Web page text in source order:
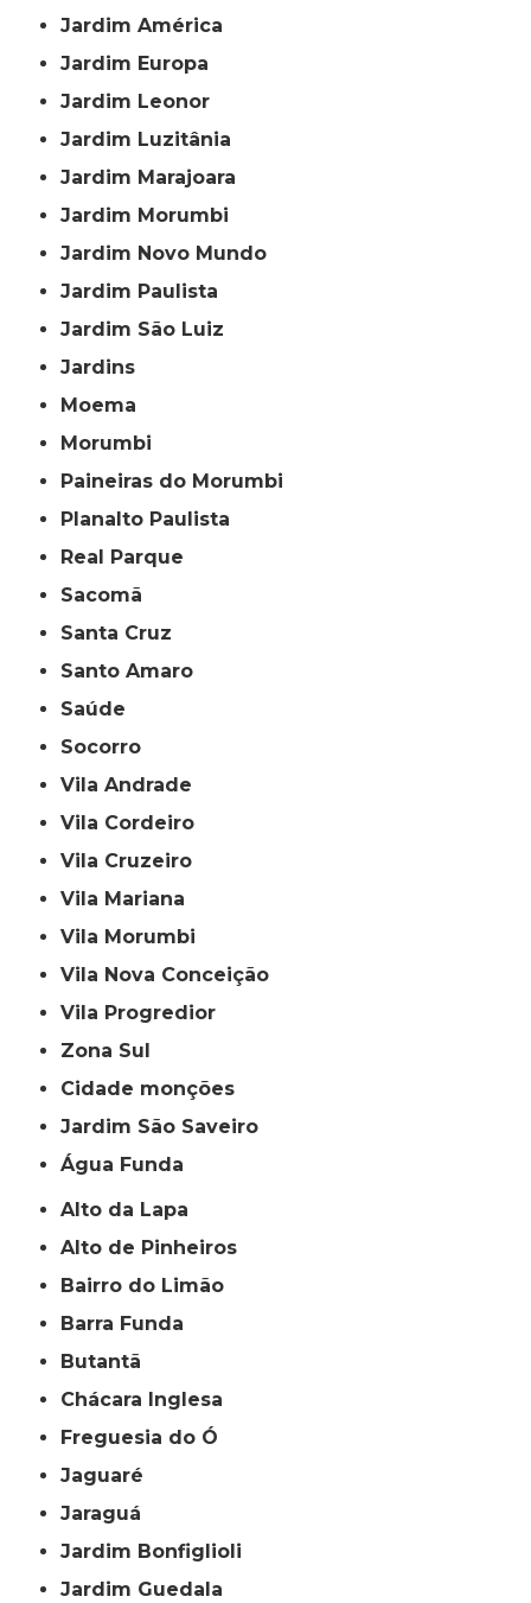
Jardim América
Jardim Europa
Jardim Leonor
Jardim Luzitânia
Jardim Marajoara
Jardim Morumbi
Jardim Novo Mundo
Jardim Paulista
Jardim São Luiz
Jardins
Moema
Morumbi
Paineiras do Morumbi
Planalto Paulista
Real Parque
Sacomã
Santa Cruz
Santo Amaro
Saúde
Socorro
Vila Andrade
Vila Cordeiro
Vila Cruzeiro
Vila Mariana
Vila Morumbi
Vila Nova Conceição
Vila Progredior
Zona Sul
cidade monções
jardim São Saveiro
Água Funda
Alto da Lapa
Alto de Pinheiros
Bairro do Limão
Barra Funda
Butantã
Chácara Inglesa
Freguesia do Ó
Jaguaré
Jaraguá
Jardim Bonfiglioli
Jardim Guedala